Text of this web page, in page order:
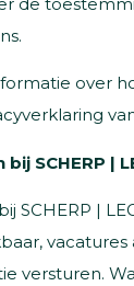
over
SCHERP |
SCHERP |
versturen.